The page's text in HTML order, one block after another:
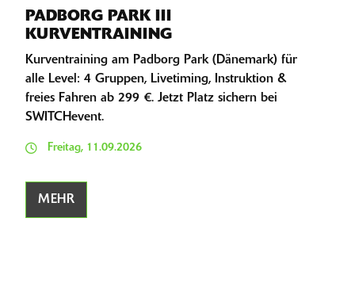
PADBORG PARK III
KURVENTRAINING
Kurventraining am Padborg Park (Dänemark) für
alle Level: 4 Gruppen, Livetiming, Instruktion &
freies Fahren ab 299 €. Jetzt Platz sichern bei
SWITCHevent.
Freitag, 11.09.2026
MEHR